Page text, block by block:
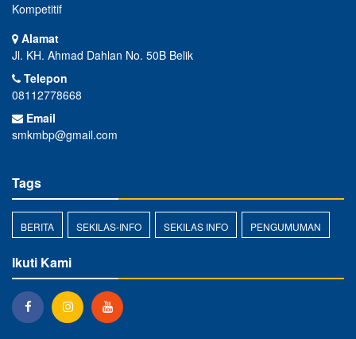
Kompetitif
Alamat
Jl. KH. Ahmad Dahlan No. 50B Belik
Telepon
08112778668
Email
smkmbp@gmail.com
Tags
BERITA SEKILAS-INFO SEKILAS INFO PENGUMUMAN
Ikuti Kami